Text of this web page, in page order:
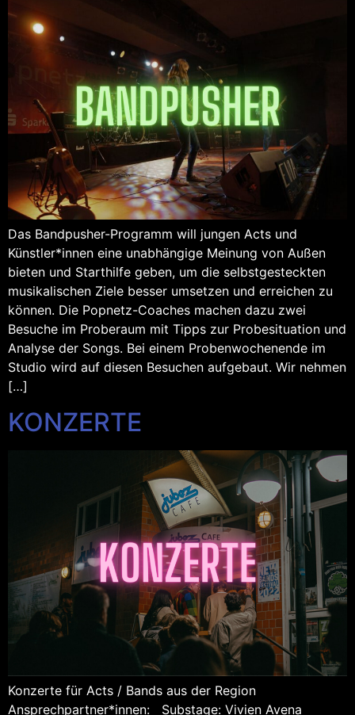
Das Bandpusher-Programm will jungen Acts und
Künstler*innen eine unabhängige Meinung von Außen
bieten und Starthilfe geben, um die selbstgesteckten
musikalischen Ziele besser umsetzen und erreichen zu
können. Die Popnetz-Coaches machen dazu zwei
Besuche im Proberaum mit Tipps zur Probesituation und
Analyse der Songs. Bei einem Probenwochenende im
Studio wird auf diesen Besuchen aufgebaut. Wir nehmen
[…]
KONZERTE
Konzerte für Acts / Bands aus der Region
Ansprechpartner*innen: Substage: Vivien Avena